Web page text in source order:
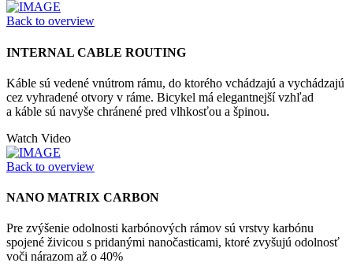
Back to overview
INTERNAL CABLE ROUTING
Káble sú vedené vnútrom rámu, do ktorého vchádzajú a vychádzajú
cez vyhradené otvory v ráme. Bicykel má elegantnejší vzhľad
a káble sú navyše chránené pred vlhkosťou a špinou.
Watch Video
Back to overview
NANO MATRIX CARBON
Pre zvýšenie odolnosti karbónových rámov sú vrstvy karbónu
spojené živicou s pridanými nanočasticami, ktoré zvyšujú odolnosť
voči nárazom až o 40%